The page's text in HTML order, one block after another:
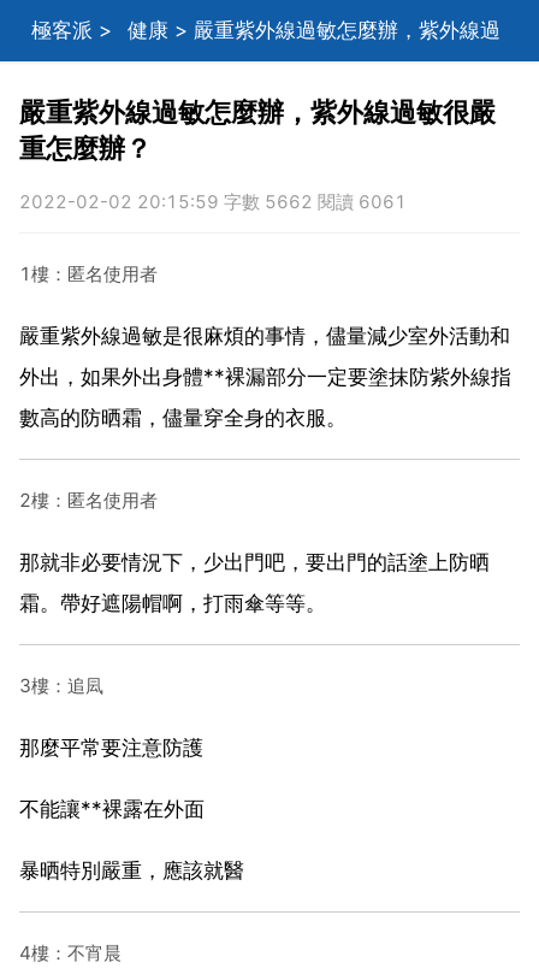
極客派 > 健康 > 嚴重紫外線過敏怎麼辦，紫外線過
敏很嚴重怎麼辦？
嚴重紫外線過敏怎麼辦，紫外線過敏很嚴
重怎麼辦？
2022-02-02 20:15:59 字數 5662 閱讀 6061
1樓：匿名使用者
嚴重紫外線過敏是很麻煩的事情，儘量減少室外活動和
外出，如果外出身體**裸漏部分一定要塗抹防紫外線指
數高的防晒霜，儘量穿全身的衣服。
2樓：匿名使用者
那就非必要情況下，少出門吧，要出門的話塗上防晒
霜。帶好遮陽帽啊，打雨傘等等。
3樓：追凨
那麼平常要注意防護
不能讓**裸露在外面
暴晒特別嚴重，應該就醫
4樓：不宵晨